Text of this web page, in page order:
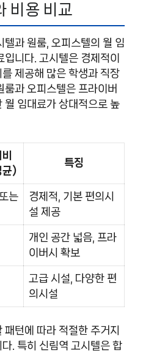
비용 비교
과 원룸, 오피스텔의 월 임
니다. 고시텔은 경제적이
제공해 많은 학생과 직장
룸과 오피스텔은 프라이버
월 임대료가 상대적으로 높
균)
특징
는
경제적, 기본 편의시
설 제공
개인 공간 넓음, 프라
이버시 확보
고급 시설, 다양한 편
의시설
턴에 따라 적절한 주거지
. 특히 신림역 고시텔은 합